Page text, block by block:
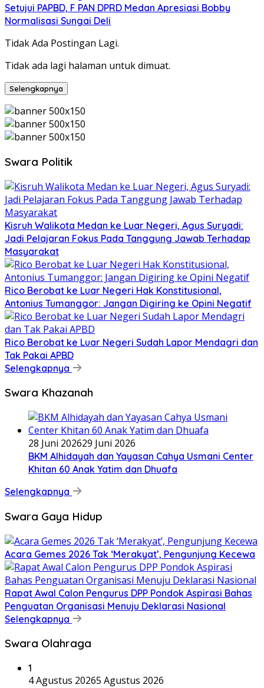
Setujui PAPBD, F PAN DPRD Medan Apresiasi Bobby
Normalisasi Sungai Deli
Tidak Ada Postingan Lagi.
Tidak ada lagi halaman untuk dimuat.
Selengkapnya
Swara Politik
Kisruh Walikota Medan ke Luar Negeri, Agus Suryadi:
Jadi Pelajaran Fokus Pada Tanggung Jawab Terhadap
Masyarakat
Rico Berobat ke Luar Negeri Hak Konstitusional,
Antonius Tumanggor: Jangan Digiring ke Opini Negatif
Rico Berobat ke Luar Negeri Sudah Lapor Mendagri dan
Tak Pakai APBD
Selengkapnya
Swara Khazanah
28 Juni 202629 Juni 2026
BKM Alhidayah dan Yayasan Cahya Usmani Center
Khitan 60 Anak Yatim dan Dhuafa
Selengkapnya
Swara Gaya Hidup
Acara Gemes 2026 Tak ‘Merakyat’, Pengunjung Kecewa
Rapat Awal Calon Pengurus DPP Pondok Aspirasi Bahas
Penguatan Organisasi Menuju Deklarasi Nasional
Selengkapnya
Swara Olahraga
1
4 Agustus 20265 Agustus 2026